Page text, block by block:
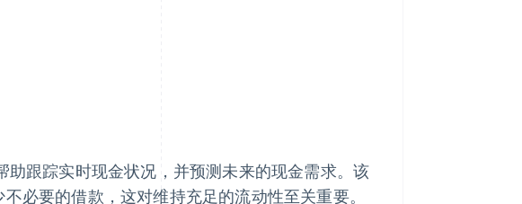
助跟踪实时现金状况，并预测未来的现金需求。该
必要的借款，这对维持充足的流动性至关重要。